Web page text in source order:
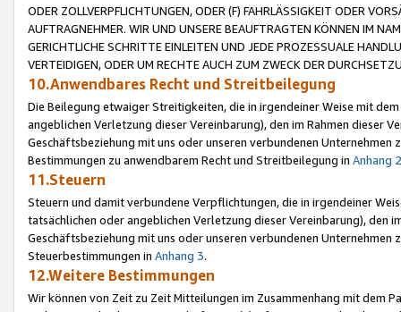
ODER ZOLLVERPFLICHTUNGEN, ODER (F) FAHRLÄSSIGKEIT ODER
AUFTRAGNEHMER. WIR UND UNSERE BEAUFTRAGTEN KÖNNEN IM
GERICHTLICHE SCHRITTE EINLEITEN UND JEDE PROZESSUALE
VERTEIDIGEN, ODER UM RECHTE AUCH ZUM ZWECK DER
10.Anwendbares Recht und Streitbeilegung
Die Beilegung etwaiger Streitigkeiten, die in irgendeiner Weise mit
angeblichen Verletzung dieser Vereinbarung), den im Rahmen dieser
Geschäftsbeziehung mit uns oder unseren verbundenen
Bestimmungen zu anwendbarem Recht und Streitbeilegung in Anhang 2
11.Steuern
Steuern und damit verbundene Verpflichtungen, die in irgendeiner
tatsächlichen oder angeblichen Verletzung dieser Vereinbarung), den
Geschäftsbeziehung mit uns oder unseren verbundenen
Steuerbestimmungen in Anhang 3.
12.Weitere Bestimmungen
Wir können von Zeit zu Zeit Mitteilungen im Zusammenhang mit dem